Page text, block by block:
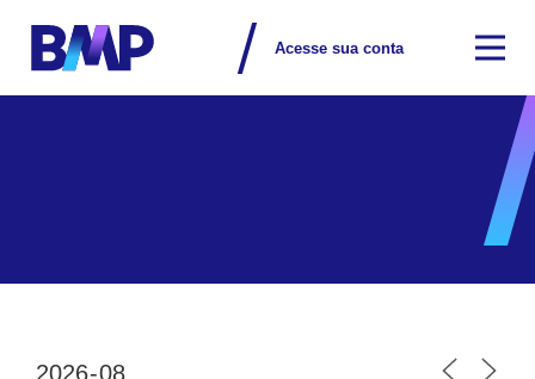
Acesse sua conta